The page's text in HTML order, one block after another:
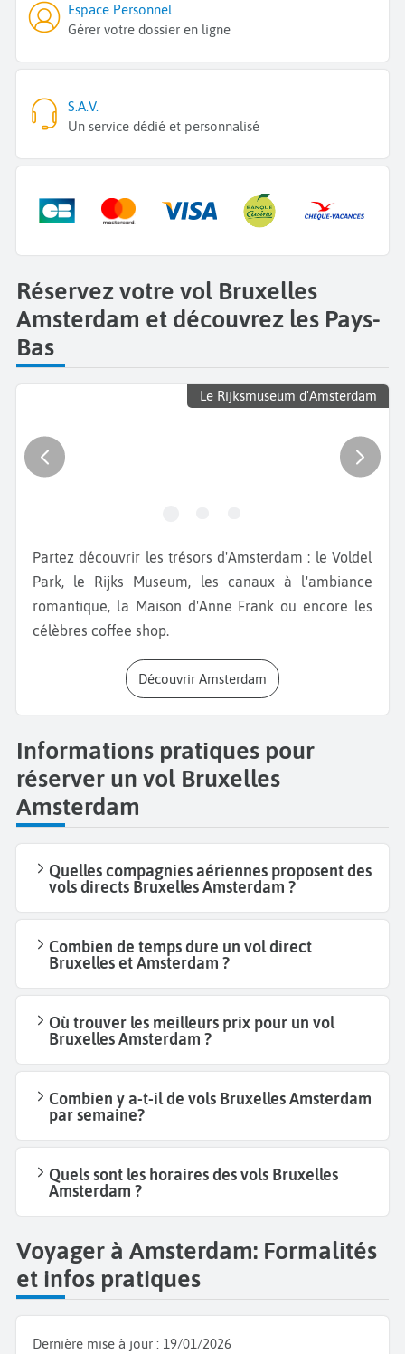
Espace Personnel
Gérer votre dossier en ligne
S.A.V.
Un service dédié et personnalisé
Réservez votre vol Bruxelles
Amsterdam et découvrez les Pays-
Bas
Le Rijksmuseum d'Amsterdam
Partez découvrir les trésors d'Amsterdam : le Voldel
Park, le Rijks Museum, les canaux à l'ambiance
romantique, la Maison d'Anne Frank ou encore les
célèbres coffee shop.
Découvrir Amsterdam
Informations pratiques pour
réserver un vol Bruxelles
Amsterdam
Quelles compagnies aériennes proposent des
vols directs Bruxelles Amsterdam ?
Combien de temps dure un vol direct
Bruxelles et Amsterdam ?
Où trouver les meilleurs prix pour un vol
Bruxelles Amsterdam ?
Combien y a-t-il de vols Bruxelles Amsterdam
par semaine?
Quels sont les horaires des vols Bruxelles
Amsterdam ?
Voyager à Amsterdam: Formalités
et infos pratiques
Dernière mise à jour : 19/01/2026